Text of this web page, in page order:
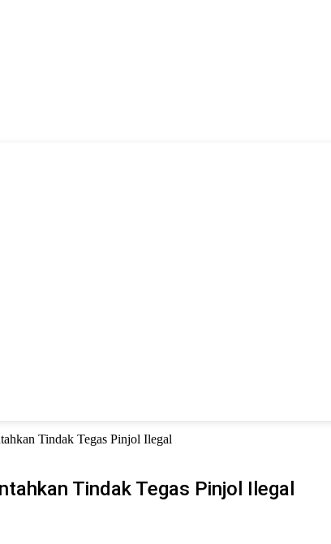
Tindak Tegas Pinjol Ilegal
Tindak Tegas Pinjol Ilegal